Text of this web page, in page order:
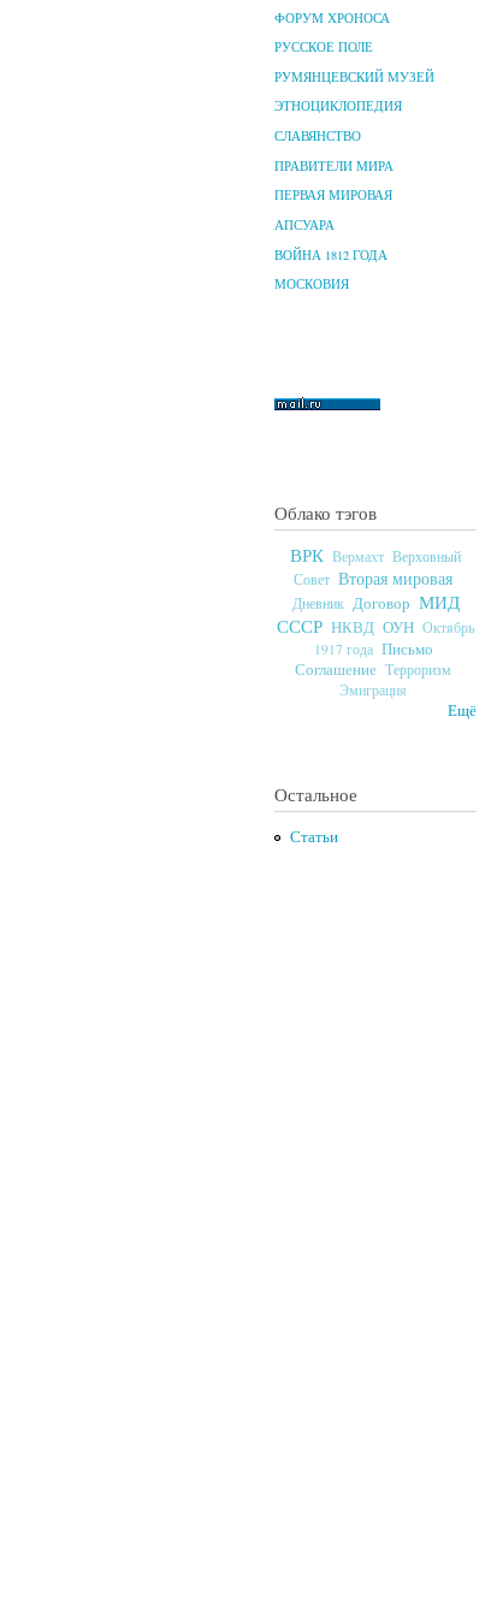
ФОРУМ ХРОНОСА
РУССКОЕ ПОЛЕ
РУМЯНЦЕВСКИЙ МУЗЕЙ
ЭТНОЦИКЛОПЕДИЯ
СЛАВЯНСТВО
ПРАВИТЕЛИ МИРА
ПЕРВАЯ МИРОВАЯ
АПСУАРА
ВОЙНА 1812 ГОДА
МОСКОВИЯ
Облако тэгов
ВРК Вермахт Верховный
Совет Вторая мировая
Дневник Договор МИД
СССР НКВД ОУН Октябрь
1917 года Письмо
Соглашение Терроризм
Эмиграция
Ещё
Остальное
Статьи